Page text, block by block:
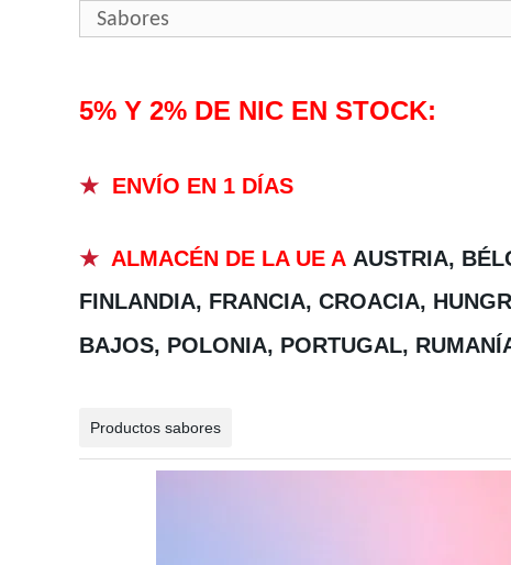
Sabores
5% Y 2% DE NIC EN STOCK:
★ ENVÍO EN 1 DÍAS
★ ALMACÉN DE LA UE A AUSTRIA,
FINLANDIA, FRANCIA, CROACIA,
BAJOS, POLONIA, PORTUGAL,
Productos sabores